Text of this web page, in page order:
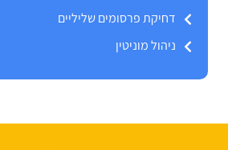
דחיקת פרסומים שליליים
ניהול מוניטין